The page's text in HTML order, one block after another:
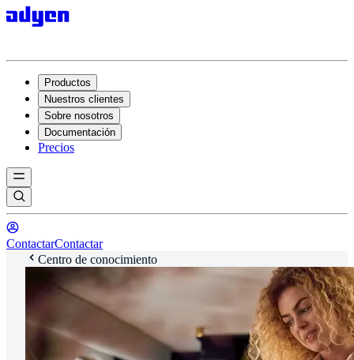
Productos
Nuestros clientes
Sobre nosotros
Documentación
Precios
ContactarContactar
Centro de conocimiento